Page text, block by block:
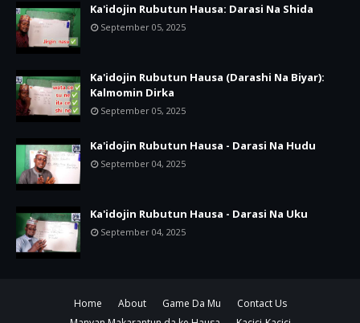
Ka'idojin Rubutun Hausa: Darasi Na Shida
September 05, 2025
Ka'idojin Rubutun Hausa (Darashi Na Biyar):
Kalmomin Dirka
September 05, 2025
Ka'idojin Rubutun Hausa - Darasi Na Hudu
September 04, 2025
Ka'idojin Rubutun Hausa - Darasi Na Uku
September 04, 2025
Home About Game Da Mu
Contact Us